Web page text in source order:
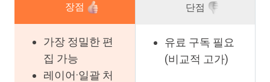
장점
가장 정밀한 편
집 가능
레이어·일괄 처
단점
유료 구독 필요
(비교적 고가)